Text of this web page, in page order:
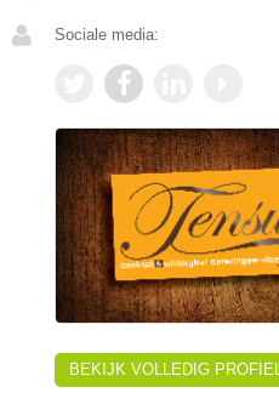
Sociale media:
BEKIJK VOLLEDIG PROFIEL